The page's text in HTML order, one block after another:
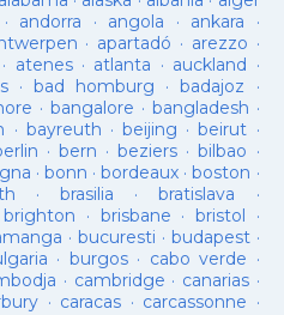
· andorra · angola · ankara ·
· apartadó · arezzo ·
atenes· atlanta · auckland ·
·bad homburg ·badajoz ·
·bangalore · bangladesh ·
· bayreuth ·beijing ·beirut ·
·bern ·beziers ·bilbao ·
·bonn ·bordeaux ·boston ·
·brasilia ·bratislava ·
brighton · brisbane · bristol ·
· bucuresti · budapest·
· burgos· cabo verde ·
· cambridge · canarias·
· caracas · carcassonne ·